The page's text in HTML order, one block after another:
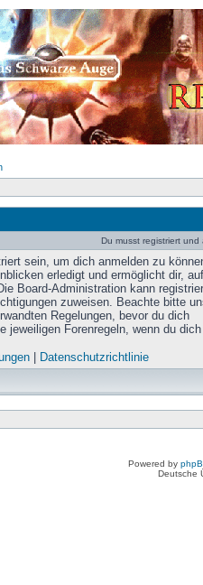
Du musst registriert
sein, um dich anmelden zu
erledigt und ermöglicht dir, auf
Board-Administration kann
zuweisen. Beachte bitte
Regelungen, bevor du dich
jeweiligen Forenregeln, wenn du
| Datenschutzrichtlinie
Powered by
Deutsche